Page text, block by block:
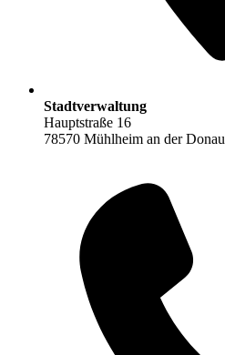
Stadtverwaltung
Hauptstraße 16
78570 Mühlheim an der Donau